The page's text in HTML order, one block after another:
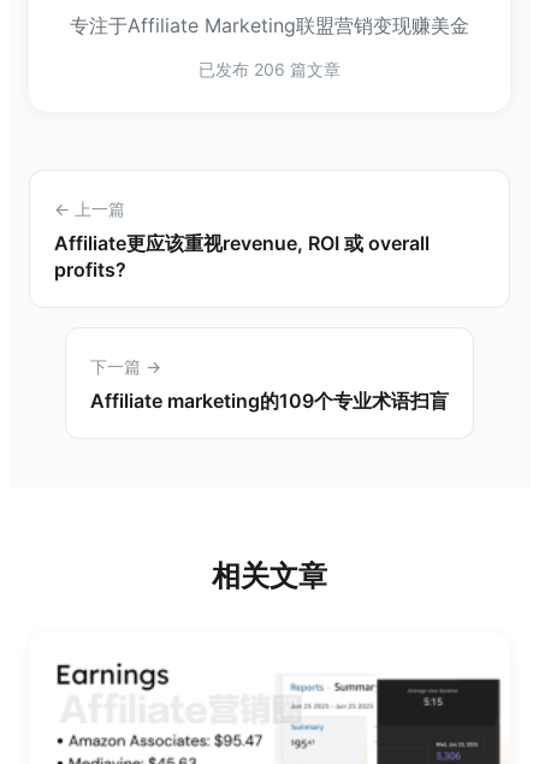
专注于Affiliate Marketing联盟营销变现赚美金
已发布 206 篇文章
← 上一篇
Affiliate更应该重视revenue, ROI 或 overall
profits?
下一篇 →
Affiliate marketing的109个专业术语扫盲
相关文章